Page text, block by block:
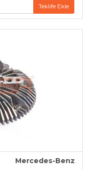
Teklife Ekle
Mercedes-Benz